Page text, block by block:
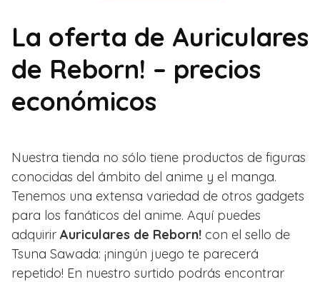
La oferta de Auriculares
de Reborn! – precios
económicos
Nuestra tienda no sólo tiene productos de figuras
conocidas del ámbito del anime y el manga.
Tenemos una extensa variedad de otros gadgets
para los fanáticos del anime. Aquí puedes
adquirir Auriculares de Reborn! con el sello de
Tsuna Sawada: ¡ningún juego te parecerá
repetido! En nuestro surtido podrás encontrar